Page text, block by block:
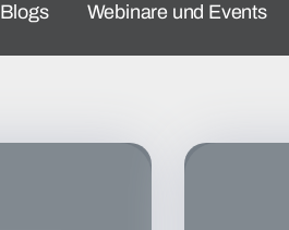
Blogs Webinare und Events